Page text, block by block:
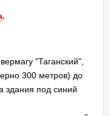
.
"Таганский",
300 метров) до
под синий